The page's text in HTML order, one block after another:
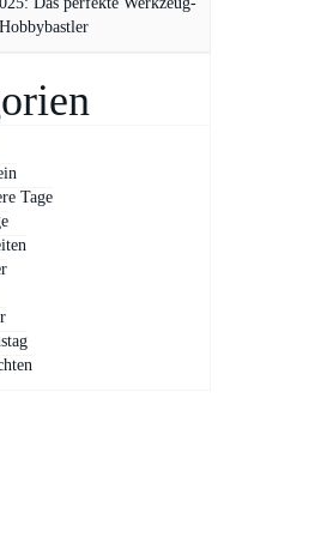
Tage